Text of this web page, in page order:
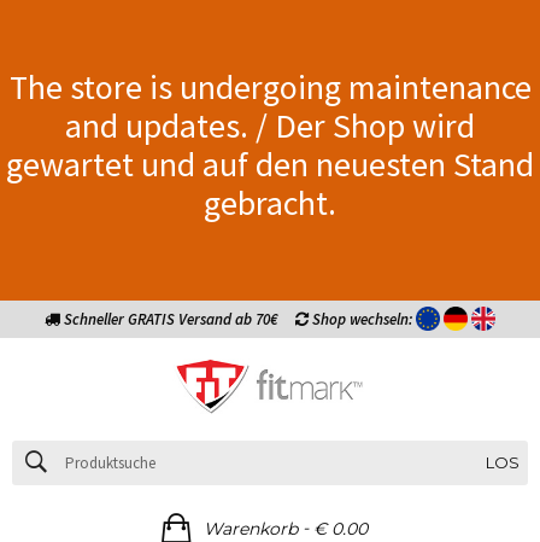
The store is undergoing maintenance
and updates. / Der Shop wird
gewartet und auf den neuesten Stand
gebracht.
Schneller GRATIS Versand ab 70€ Shop wechseln:
LOS
Warenkorb- € 0.00